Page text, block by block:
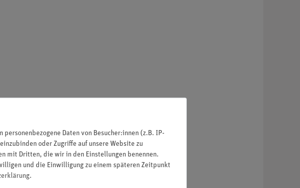
Daten von Besucher:innen (z.B. IP-
oder Zugriffe auf unsere Website zu
mit Dritten, die wir in den Einstellungen benennen.
und die Einwilligung zu einem späteren Zeitpunkt
.